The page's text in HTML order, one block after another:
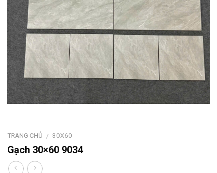
TRANG CHỦ / 30X60
Gạch 30×60 9034